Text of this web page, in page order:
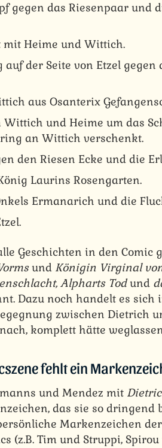
gegen das Riesenpaar und
mit Heime und Wittich.
auf der Seite von Etzel
aus Osanterix
Wittich und Heime um das
an Wittich verschenkt.
den Riesen Ecke und die
Laurins Rosengarten.
Ermanarich und die
Geschichten in den Comic
und Königin Virginal
Alpharts Todund
Dazu noch handelt es
zwischen Dietrich
komplett hätte
fehlt ein
und Mendez mit
das sie so dringend
Markenzeichen
(z.B. Tim und Struppi,